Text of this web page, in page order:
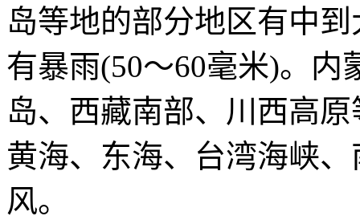
岛等地的部分地区有中
有暴雨(50～60毫米)。
岛、西藏南部、川西高
黄海、东海、台湾海峡
风。